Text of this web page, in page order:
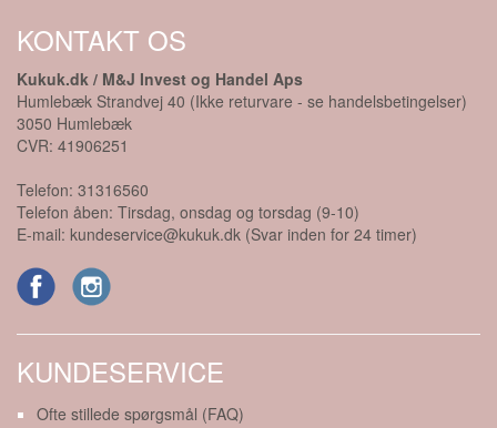
KONTAKT OS
Kukuk.dk / M&J Invest og Handel Aps
Humlebæk Strandvej 40 (Ikke returvare - se handelsbetingelser)
3050 Humlebæk
CVR: 41906251
Telefon: 31316560
Telefon åben: Tirsdag, onsdag og torsdag (9-10)
E-mail: kundeservice@kukuk.dk (Svar inden for 24 timer)
KUNDESERVICE
Ofte stillede spørgsmål (FAQ)